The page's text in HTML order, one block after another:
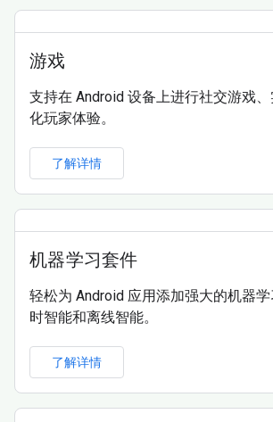
游戏
支持在 Android 设备上进行社交游戏
化玩家体验。
了解详情
机器学习套件
轻松为 Android 应用添加强大的机器
时智能和离线智能。
了解详情